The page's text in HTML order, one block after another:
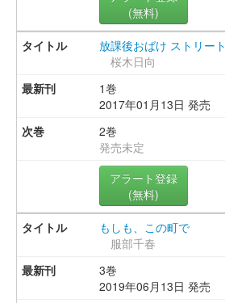
(無料)
放課後おばけ ストリート
桜木日向
1巻
2017年01月13日 発売
2巻
発売未定
アラート登録
(無料)
もしも、この町で
服部千春
3巻
2019年06月13日 発売